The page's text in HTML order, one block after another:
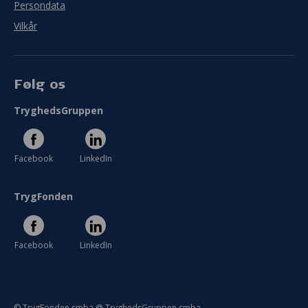
Persondata
Vilkår
Følg os
TryghedsGruppen
Facebook LinkedIn
TrygFonden
Facebook LinkedIn